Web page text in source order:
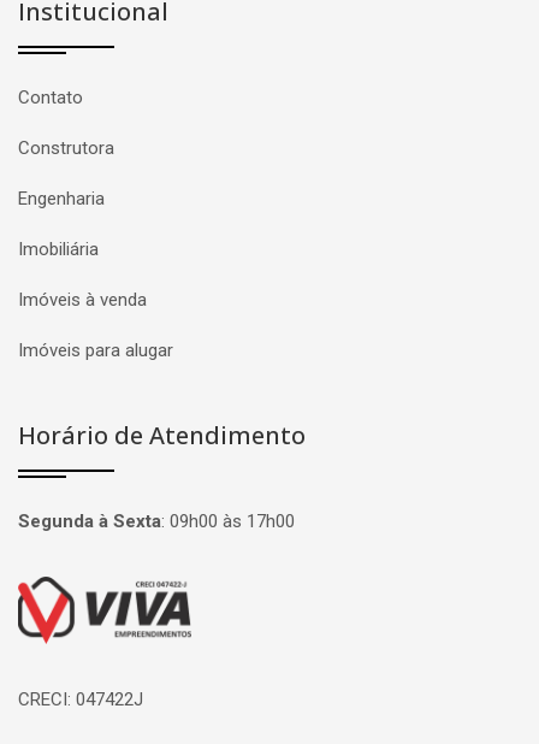
Institucional
Contato
Construtora
Engenharia
Imobiliária
Imóveis à venda
Imóveis para alugar
Horário de Atendimento
Segunda à Sexta: 09h00 às 17h00
Página inicial
CRECI: 047422J